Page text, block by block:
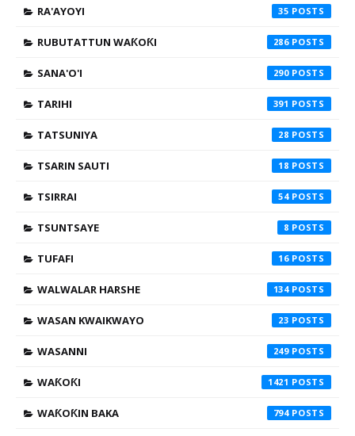
RA'AYOYI 35
RUBUTATTUN WAƘOƘI 286
SANA'O'I 290
TARIHI 391
TATSUNIYA 28
TSARIN SAUTI 18
TSIRRAI 54
TSUNTSAYE 8
TUFAFI 16
WALWALAR HARSHE 134
WASAN KWAIKWAYO 23
WASANNI 249
WAƘOƘI 1421
WAƘOƘIN BAKA 794